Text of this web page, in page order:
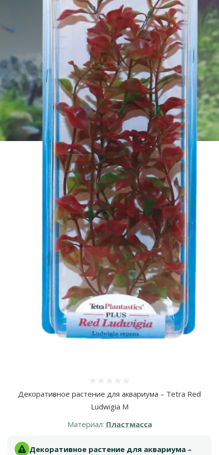
Декоративное растение для аквариума – Tetra Red
Ludwigia M
Материал: Пластмасса
Декоративное растение для аквариума –